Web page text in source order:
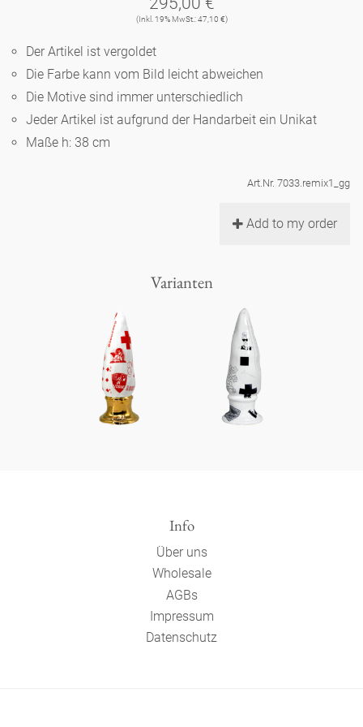
Porzellan
Ozean
klassische Musiker
zeitgenössische Musiker
Kleine Kaffeetasse 'Glam'
Espressotassen 'Glam'
Runde Teller - weiß
Ovale Teller - weiß
Ovale Teller 'de Luxe'
Lange Teller 'de Luxe'
Noël
Teekanne
Vasen 'de Luxe'
Vasen
Fressnapf
Goldener Käfig
Korb 'de Luxe'
Schalen 'de Luxe'
Bad
Schnickschnack
Räucherstäbchenhalter
Spielen
Besteck
Figuren
noch mehr Figuren
(Inkl. 19% MwSt.: 47,10 €)
Der Artikel ist vergoldet
Die Farbe kann vom Bild leicht abweichen
Die Motive sind immer unterschiedlich
Jeder Artikel ist aufgrund der Handarbeit ein Unikat
Maße h: 38 cm
Art.Nr. 7033.remix1_gg
Add to my order
Varianten
Info
Über uns
Wholesale
AGBs
Impressum
Datenschutz